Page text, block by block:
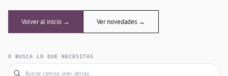
Volver al inicio → Ver novedades →
O BUSCA LO QUE NECESITAS